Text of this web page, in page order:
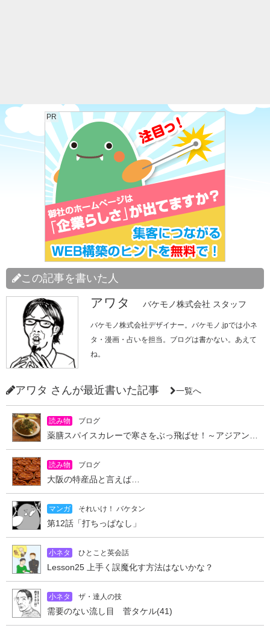
PR
この記事を書いた人
アワタ バケモノ株式会社 スタッフ
バケモノ株式会社デザイナー。バケモノ.jpでは小ネ
タ・漫画・占いを担当。ブログは書かない。あえて
ね。
アワタ さんが最近書いた記事 一覧へ
読み物 ブログ
読み物 ブログ
大阪の特産品と言えば…
マンガ それいけ！ バケタン
第12話「打ちっぱなし」
小ネタ ひとこと英会話
Lesson25 上手く誤魔化す方法はないかな？
小ネタ ザ・達人の技
需要のない流し目 菅タケル(41)